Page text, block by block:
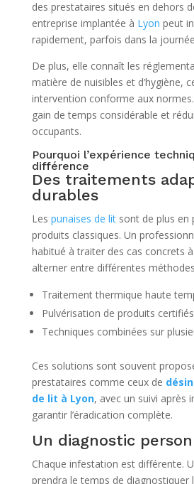
des prestataires situés en dehors
entreprise implantée à Lyon peut
rapidement, parfois dans la
De plus, elle connaît les
matière de nuisibles et d’hygiène,
intervention conforme aux
gain de temps considérable et
occupants.
Pourquoi l’expérience
différence
Des traitements
durables
Les punaises de litsont de plus en
produits classiques. Un
habitué à traiter des cas concrets à
alterner entre différentes
Traitement thermique haute
Pulvérisation de produits certifiés
Techniques combinées sur
Ces solutions sont souvent
prestataires comme ceux de
de lit à Lyon, avec un suivi après
garantir l’éradication complète.
Un diagnostic
Chaque infestation est différente.
prendra le temps de diagnostiquer